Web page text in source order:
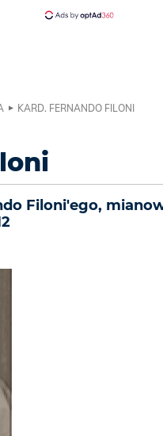
KARD. FERNANDO FILONI
Filoni'ego,